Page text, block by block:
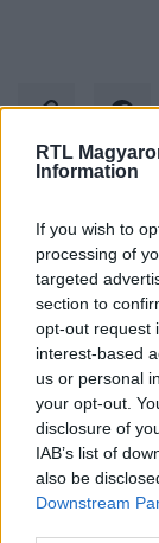
RTL
Information
If you wish to
processing of
targeted
section to
opt-out request
interest-based
us or personal
your opt-out.
disclosure of
IAB’s list of
also be
Downstream
Kövess
#BALESET-
#ÖNGYILKOSSÁGI